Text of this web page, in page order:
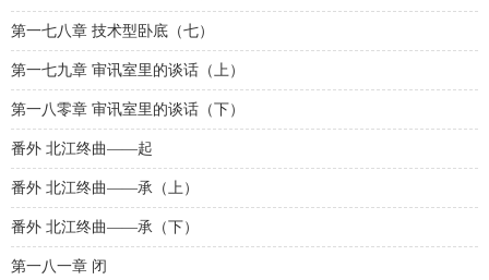
第一七八章 技术型卧底（七）
第一七九章 审讯室里的谈话（上）
第一八零章 审讯室里的谈话（下）
番外 北江终曲——起
番外 北江终曲——承（上）
番外 北江终曲——承（下）
第一八一章 闭